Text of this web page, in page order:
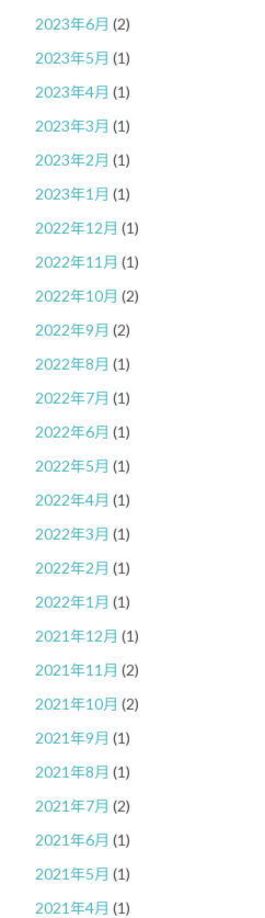
2023年6月 (2)
2023年5月 (1)
2023年4月 (1)
2023年3月 (1)
2023年2月 (1)
2023年1月 (1)
2022年12月 (1)
2022年11月 (1)
2022年10月 (2)
2022年9月 (2)
2022年8月 (1)
2022年7月 (1)
2022年6月 (1)
2022年5月 (1)
2022年4月 (1)
2022年3月 (1)
2022年2月 (1)
2022年1月 (1)
2021年12月 (1)
2021年11月 (2)
2021年10月 (2)
2021年9月 (1)
2021年8月 (1)
2021年7月 (2)
2021年6月 (1)
2021年5月 (1)
2021年4月 (1)